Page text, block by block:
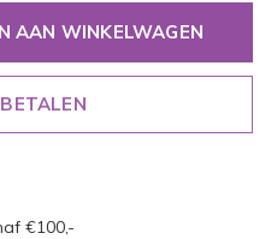
AAN WINKELWAGEN
€100,-